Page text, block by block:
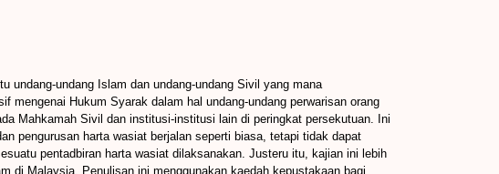
undang-undang Islam dan undang-undang Sivil yang mana
Hukum Syarak dalam hal undang-undang perwarisan orang
Mahkamah Sivil dan institusi-institusi lain di peringkat persekutuan. Ini
pengurusan harta wasiat berjalan seperti biasa, tetapi tidak dapat
pentadbiran harta wasiat dilaksanakan. Justeru itu, kajian ini lebih
di Malaysia. Penulisan ini menggunakan kaedah kepustakaan bagi